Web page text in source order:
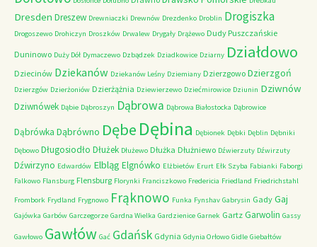
Dresden Dreszew Drewniaczki Drewnów Drezdenko Droblin Drogiszka
Drogoszewo Drohiczyn Droszków Drwalew Drygały Drążewo Dudy Puszczańskie
Duninowo Duży Dół Dymaczewo Dzbądzek Dziadkowice Dziarny Działdowo
Dziecinów Dziekanów Dziekanów Leśny Dziemiany Dzierzgowo Dzierzgoń
Dzierzgów Dzierżoniów Dzierżążnia Dziewierzewo Dziećmirowice Dziunin Dziwnów
Dziwnówek Dąbie Dąbroszyn Dąbrowa Dąbrowa Białostocka Dąbrowice
Dąbrówka Dąbrówno Dębe Dębina Dębionek Dębki Dęblin Dębniki
Dębowo Długosiodło Dłużek Dłużewo Dłużka Dłużniewo Dźwierzuty Dźwirzuty
Dźwirzyno Edwardów Elbląg Elgnówko Elżbietów Erurt Ełk Szyba Fabianki Faborgi
Falkowo Flansburg Flensburg Florynki Franciszkowo Fredericia Friedland Friedrichstahl
Frombork Frydland Frygnowo Frąknowo Funka Fynshav Gabrysin Gady Gaj
Gajówka Garbów Garczegorze Gardna Wielka Gardzienice Garnek Gartz Garwolin Gassy
Gawłowo Gawłów Gać Gdańsk Gdynia Gdynia Orłowo Gidle Giebałtów